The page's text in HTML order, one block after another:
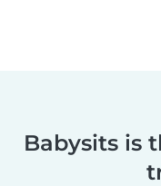
Babysits is